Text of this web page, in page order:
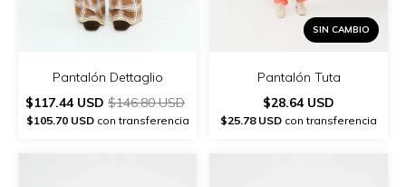
Pantalón Dettaglio
$117.44 USD $146.80 USD
$105.70 USDcon transferencia
SIN CAMBIO
Pantalón Tuta
$28.64 USD
$25.78 USD con transferencia